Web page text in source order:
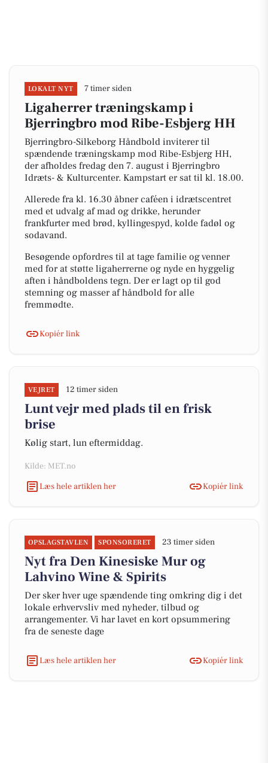
LOKALT NYT 7 timer siden
Ligaherrer træningskamp i
Bjerringbro mod Ribe-Esbjerg HH
Bjerringbro-Silkeborg Håndbold inviterer til
spændende træningskamp mod Ribe-Esbjerg HH,
der afholdes fredag den 7. august i Bjerringbro
Idræts- & Kulturcenter. Kampstart er sat til kl. 18.00.
Allerede fra kl. 16.30 åbner caféen i idrætscentret
med et udvalg af mad og drikke, herunder
frankfurter med brød, kyllingespyd, kolde fadøl og
sodavand.
Besøgende opfordres til at tage familie og venner
med for at støtte ligaherrerne og nyde en hyggelig
aften i håndboldens tegn. Der er lagt op til god
stemning og masser af håndbold for alle
fremmødte.
Kopiér link
VEJRET 12 timer siden
Lunt vejr med plads til en frisk
brise
Kølig start, lun eftermiddag.
Kilde: MET.no
Læs hele artiklen her
Kopiér link
OPSLAGSTAVLEN SPONSORERET 23 timer siden
Nyt fra Den Kinesiske Mur og
Lahvino Wine & Spirits
Der sker hver uge spændende ting omkring dig i det
lokale erhvervsliv med nyheder, tilbud og
arrangementer. Vi har lavet en kort opsummering
fra de seneste dage
Læs hele artiklen her Kopiér link